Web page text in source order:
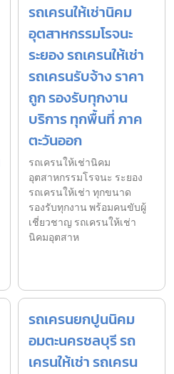
รถเครนให้เช่านิคม
อุตสาหกรรมโรจนะ
ระยอง รถเครนให้เช่า
รถเครนรับจ้าง ราคา
ถูก รองรับทุกงาน
บริการ ทุกพื้นที่ ภาค
ตะวันออก
รถเครนให้เช่านิคม
อุตสาหกรรมโรจนะ ระยอง
รถเครนให้เช่า ทุกขนาด
รองรับทุกงาน พร้อมคนขับผู้
เชี่ยวชาญ รถเครนให้เช่า
นิคมอุตสาห
รถเครนยกปูนนิคม
อมตะนครชลบุรี รถ
เครนให้เช่า รถเครน